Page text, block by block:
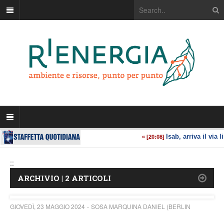
::
ARCHIVIO | 2 ARTICOLI
GIOVEDÌ, 23 MAGGIO 2024
SOSA MARQUINA DANIEL (BERLIN